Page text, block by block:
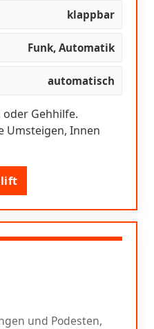
klappbar
Funk, Automatik
automatisch
Gehhilfe.
Umsteigen, Innen
und Podesten,